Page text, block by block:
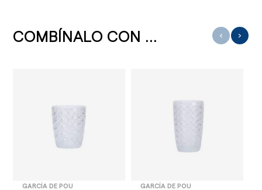
COMBÍNALO CON ...
GARCÍA DE POU GARCÍA DE POU
‹ ›